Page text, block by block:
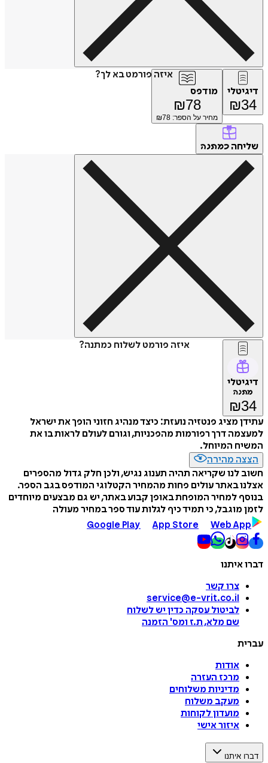
איזה פורמט בא לך?
דיגיטלי
₪34
מודפס
₪78
מחיר על הספר: ₪ 78
שליחה כמתנה
איזה פורמט לשלוח כמתנה?
דיגיטלי
מתנה
₪34
עתידן מציג פנטזיה נועזת: כיצד מנהיג חזוני הופך את ישראל
למעצמה דרך רפורמות מהפכניות, וגורם לעולם לראות בו את
המשיח המיוחל.
הצצה מהירה
חשוב לנו שקריאה תהיה תענוג נגיש, ולכן חלק גדול מהספרים
אצלנו באתר עולים פחות מהמחיר הקטלוגי המודפס בגב הספר.
בנוסף למחיר המופחת באופן קבוע באתר, יש גם מבצעים מיוחדים
לזמן מוגבל, כי תמיד כיף לגלות עוד ספר במחיר מעולה
Google Play
App Store Web App
דברו איתנו
צרו קשר
service@e-vrit.co.il
לביטול עסקה כדין יש לשלוח
שם מלא, ת.ז ומס' הזמנה
עברית
אודות
מרכז העזרה
מדיניות משלוחים
מעקב משלוח
מועדון לקוחות
איזור אישי
דברו איתנו